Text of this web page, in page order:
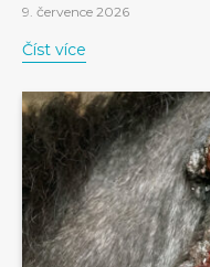
9. července 2026
Číst více